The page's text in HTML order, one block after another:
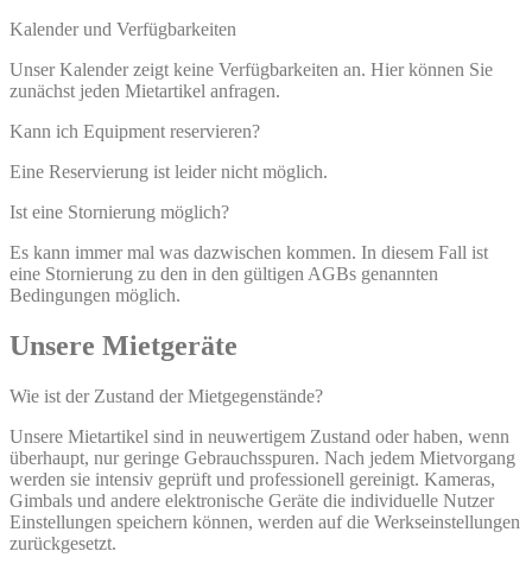
Kalender und Verfügbarkeiten
Unser Kalender zeigt keine Verfügbarkeiten an. Hier können Sie
zunächst jeden Mietartikel anfragen.
Kann ich Equipment reservieren?
Eine Reservierung ist leider nicht möglich.
Ist eine Stornierung möglich?
Es kann immer mal was dazwischen kommen. In diesem Fall ist
eine Stornierung zu den in den gültigen AGBs genannten
Bedingungen möglich.
Unsere Mietgeräte
Wie ist der Zustand der Mietgegenstände?
Unsere Mietartikel sind in neuwertigem Zustand oder haben, wenn
überhaupt, nur geringe Gebrauchsspuren. Nach jedem Mietvorgang
werden sie intensiv geprüft und professionell gereinigt. Kameras,
Gimbals und andere elektronische Geräte die individuelle Nutzer
Einstellungen speichern können, werden auf die Werkseinstellungen
zurückgesetzt.